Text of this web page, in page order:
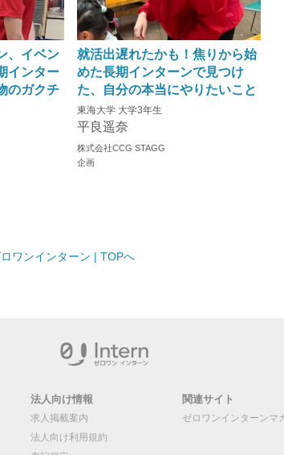
、イベン
インター
のガクチ
就活出遅れたかも！焦りから始
めた長期インターンで見つけ
た、自分の本当にやりたいこと
東海大学 大学3年生
平良遥奈
株式会社CCG STAGG
企画
ワンインターン | TOPへ
法人向け情報
求人掲載案内
法人向け利用規約
関連サイト
ゼロワンインターンマ